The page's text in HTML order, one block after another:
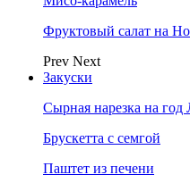
Фруктовый салат на
Prev Next
Закуски
Сырная нарезка на
Брускетта с семгой
Паштет из печени